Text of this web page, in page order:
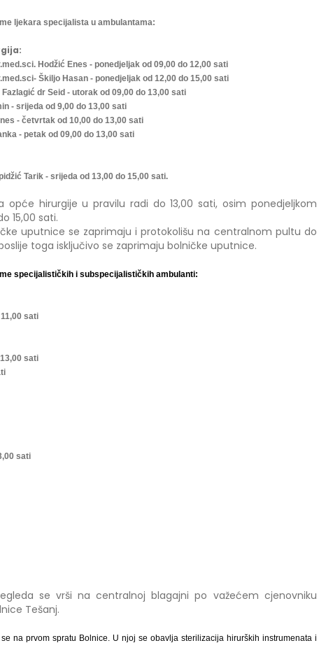
ljekara specijalista u ambulantama:
Hodžić Enes - ponedjeljak od 09,00 do 12,00 sati
Škiljo Hasan - ponedjeljak od 12,00 do 15,00 sati
dr Seid - utorak od 09,00 do 13,00 sati
- srijeda od 9,00 do 13,00 sati
- četvrtak od 10,00 do 13,00 sati
- petak od 09,00 do 13,00 sati
Tarik - srijeda od 13,00 do 15,00 sati.
opće hirurgije u pravilu radi do 13,00 sati, osim ponedjeljkom
15,00 sati.
uputnice se zaprimaju i protokolišu na centralnom pultu do
toga isključivo se zaprimaju bolničke uputnice.
specijalističkih i subspecijalističkih ambulanti:
sati
sati
sati
se vrši na centralnoj blagajni po važećem cjenovniku
Tešanj.
na prvom spratu Bolnice. U njoj se obavlja sterilizacija hirurških instrumenata i